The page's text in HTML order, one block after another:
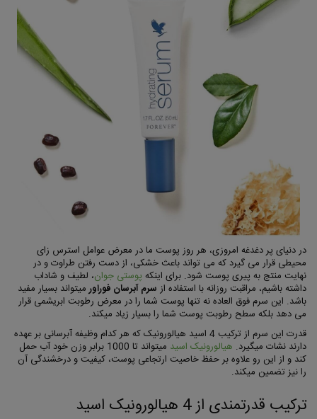
در دنیای پر دغدغه امروزی، هر روز پوست ما در معرض عوامل استرس زای
محیطی قرار می گیرد که می تواند باعث خشکی، از دست رفتن طراوت و در
نهایت منتج به پیری پوست شود. برای اینکه پوستی جوان، لطیف و شاداب
داشته باشیم، مراقبت روزانه با استفاده از سرم آبرسان فوراورمیتواند بسیار مفید
باشد. این سرم فوق العاده نه تنها پوست شما را در معرض رطوبت ابریشمی قرار
می دهد بلکه سطح رطوبت پوست شما را بسیار زیاد میکند.
قدرت این سرم از ترکیب 4 اسید هیالورونیک که هر کدام وظیفه آبرسانی بر عهده
دارند نشات میگیرد. هیالورونیک اسید
میتواند تا 1000 برابر وزن خود آب حمل
کند و از این رو علاوه بر حفظ خاصیت ارتجاعی پوست، کیفیت و درخشندگی آن
را نیز تضمین میکند.
ترکیب قدرتمندی از 4 هیالورونیک اسید